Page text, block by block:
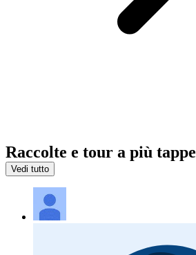
Raccolte e tour a più tappe
Vedi tutto